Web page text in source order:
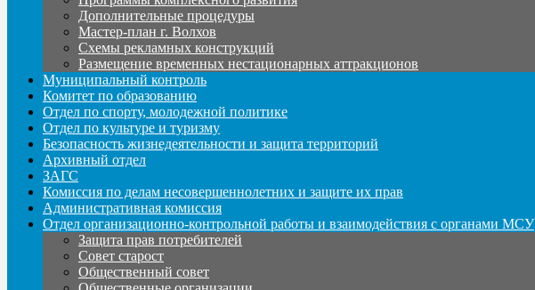
Дополнительные процедуры
Мастер-план г. Волхов
Схемы рекламных конструкций
Размещение временных нестационарных аттракционов
Муниципальный контроль
Комитет по образованию
Отдел по спорту, молодежной политике
Отдел по культуре и туризму
Безопасность жизнедеятельности и защита территорий
Архивный отдел
ЗАГС
Комиссия по делам несовершеннолетних и защите их прав
Административная комиссия
Отдел организационно-контрольной работы и взаимодействия с органами МСУ
Защита прав потребителей
Совет старост
Общественный совет